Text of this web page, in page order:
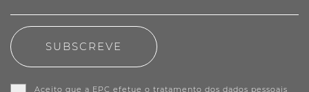
SUBSCREVE
Aceito que a EPC efetue o tratamento dos dados pessoais